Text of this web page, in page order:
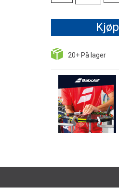
Kjøp
20+ På lager